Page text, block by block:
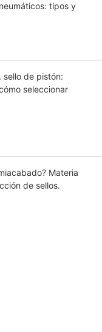
tipos y
sello de pistón:
seleccionar
Materia
de sellos.